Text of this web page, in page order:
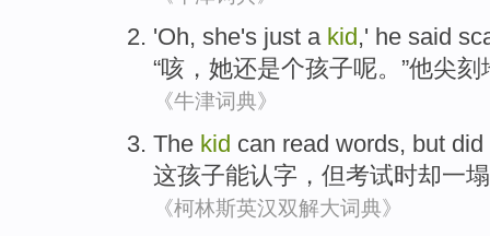
'Oh, she's just a kid ,' he said
“咳 ， 她还是个孩子呢。”他尖刻
《牛津词典》
The kid can read words, but
这孩子能认字 ， 但考试时却一
《柯林斯英汉双解大词典》